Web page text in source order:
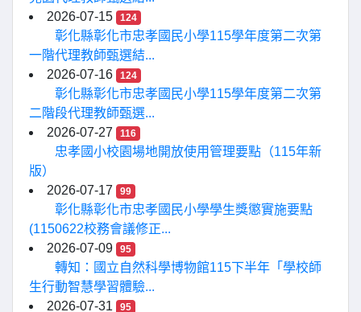
2026-07-15
124
彰化縣彰化市忠孝國民小學115學年度第二次第
一階代理教師甄選結...
2026-07-16
124
彰化縣彰化市忠孝國民小學115學年度第二次第
二階段代理教師甄選...
2026-07-27
116
忠孝國小校園場地開放使用管理要點（115年新
版）
2026-07-17
99
彰化縣彰化市忠孝國民小學學生獎懲實施要點
(1150622校務會議修正...
2026-07-09
95
轉知：國立自然科學博物館115下半年「學校師
生行動智慧學習體驗...
2026-07-31
95